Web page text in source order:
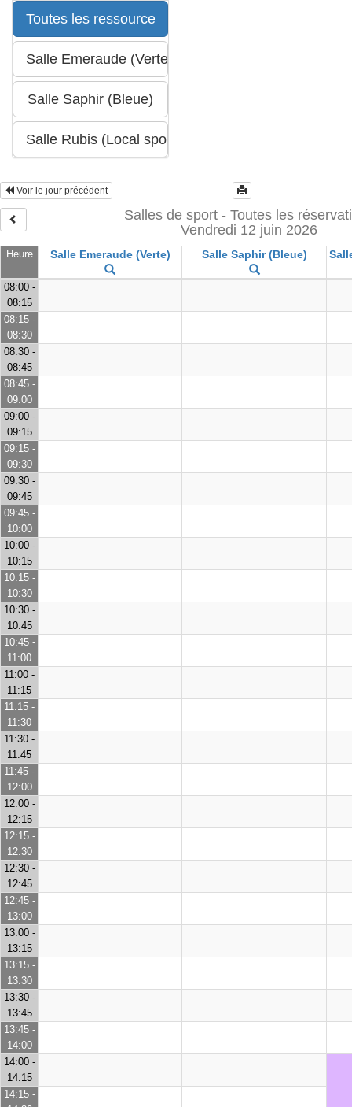
Voir le jour précédent
Salles de sport - Toutes les
Vendredi 12 juin 2026
Heure Salle Emeraude (Verte) Salle Saphir (Bleue)
08:00 -
08:15
08:15 -
08:30
08:30 -
08:45
08:45 -
09:00
09:00 -
09:15
09:15 -
09:30
09:30 -
09:45
09:45 -
10:00
10:00 -
10:15
10:15 -
10:30
10:30 -
10:45
10:45 -
11:00
11:00 -
11:15
11:15 -
11:30
11:30 -
11:45
11:45 -
12:00
12:00 -
12:15
12:15 -
12:30
12:30 -
12:45
12:45 -
13:00
13:00 -
13:15
13:15 -
13:30
13:30 -
13:45
13:45 -
14:00
14:00 -
14:15
14:15 -